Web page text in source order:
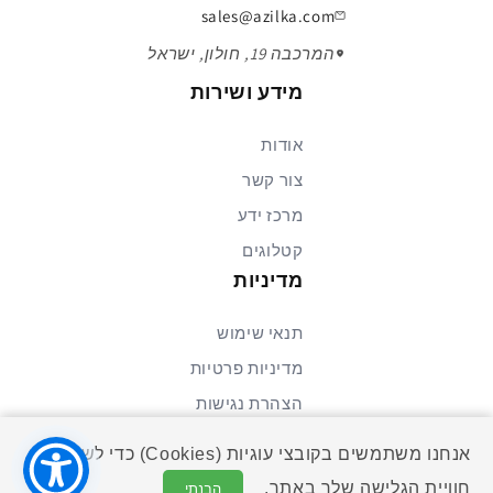
חומר אברזיבי: Silicon Carbide (SiC)
sales@azilka.com
המרכבה 19, חולון, ישראל
מידע ושירות
אודות
צור קשר
מרכז ידע
קטלוגים
מדיניות
תנאי שימוש
מדיניות פרטיות
הצהרת נגישות
אנחנו משתמשים בקובצי עוגיות (Cookies) כדי לשפר את
חוויית הגלישה שלך באתר.
הבנתי